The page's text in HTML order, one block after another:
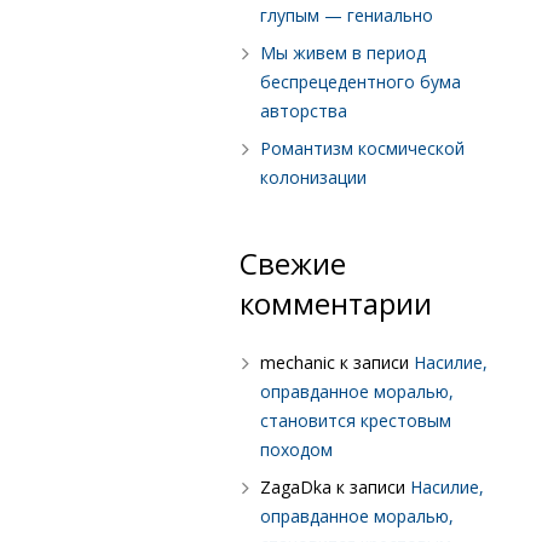
глупым — гениально
Мы живем в период
беспрецедентного бума
авторства
Романтизм космической
колонизации
Свежие
комментарии
mechanic к записи Насилие,
оправданное моралью,
становится крестовым
походом
ZagaDka к записи Насилие,
оправданное моралью,